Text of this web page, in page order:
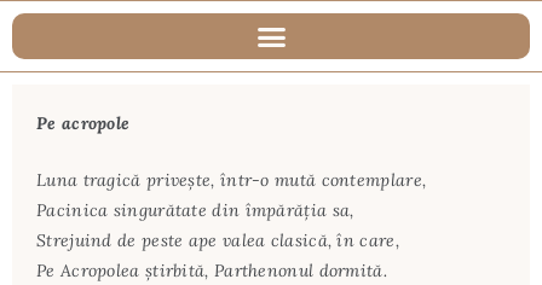
Pe acropole
Luna tragică privește, într-o mută contemplare,
Pacinica singurătate din împărăția sa,
Strejuind de peste ape valea clasică, în care,
Pe Acropolea știrbită, Parthenonul dormită.